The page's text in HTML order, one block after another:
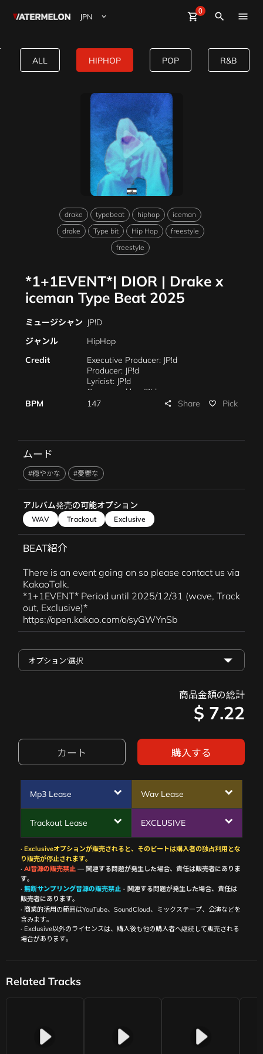
shopping_cart0 close
Watermelon Sign Up
ビート購入
ビート販売
search
*1+1EVENT*| DIOR | Drake x
ALL HIPHOP POP R&B
drake typebeat hiphop
iceman
drake
Type bit Hip Hop
freestyle
freestyle
*1+1EVENT*| DIOR | Drake x
iceman Type Beat 2025
ミュージシャン JP!D
ジャンル
HipHop
Credit
Executive Producer: JP!d
Producer: JP!d
Lyricist: JP!d
Composed by: JP!d
Arrangement: JP!d
BPM 147 share Share favorite_border Pick
ムード
#穏やかな #憂鬱な
アルバム発売の可能オプション
WAV Trackout Exclusive
BEAT紹介
There is an event going on so please contact us via
KakaoTalk.
*1+1EVENT* Period until 2025/12/31 (wave, Track
out, Exclusive)*
https://open.kakao.com/o/syGWYnSb
商品金額の総計
$ 7.22
カート 購入する
Mp3 Lease Wav Lease
Trackout Lease EXCLUSIVE
· Exclusiveオプションが販売されると、そのビートは購入者の独占利用とな
り販売が停止されます。
· AI音源の販売禁止— 関連する問題が発生した場合、責任は販売者にありま
す。
· 無断サンプリング音源の販売禁止- 関連する問題が発生した場合、責任は
販売者にあります。
· 商業的活用の範囲はYouTube、SoundCloud、ミックステープ、公演などを
含みます。
· Exclusive以外のライセンスは、購入後も他の購入者へ継続して販売される
場合があります。
Related Tracks